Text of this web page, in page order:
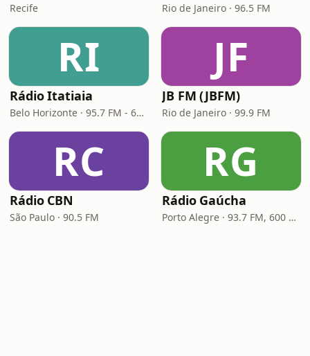
Recife Rio de Janeiro · 96.5 FM
RI
Rádio Itatiaia
Belo Horizonte · 95.7 FM - 610 AM
JF
JB FM (JBFM)
Rio de Janeiro · 99.9 FM
RC
Rádio CBN
São Paulo · 90.5 FM
RG
Rádio Gaúcha
Porto Alegre · 93.7 FM, 600 AM